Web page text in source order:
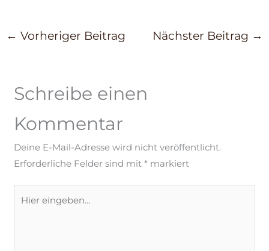
← Vorheriger Beitrag Nächster Beitrag →
Schreibe einen
Kommentar
Deine E-Mail-Adresse wird nicht veröffentlicht.
Erforderliche Felder sind mit* markiert
eingeben…